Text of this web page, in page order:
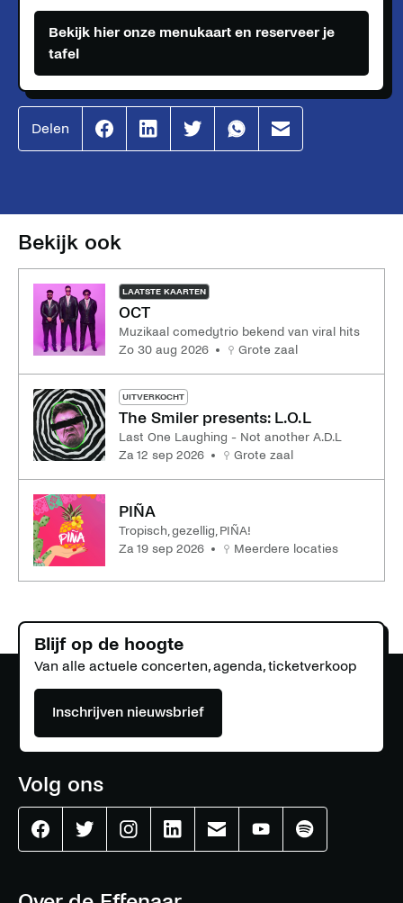
Bekijk hier onze menukaart en reserveer je
tafel
Delen
Effenaar
op
Effenaar
op
Effenaar
op
Effenaar
op
Effenaar
op
Bekijk ook
LAATSTE KAARTEN
OCT
Muzikaal comedytrio bekend van viral hits
zo 30 aug 2026
Grote zaal
UITVERKOCHT
The Smiler presents: L.O.L
Last One Laughing - Not another A.D.L
za 12 sep 2026
Grote zaal
PIÑA
Tropisch, gezellig, PIÑA!
za 19 sep 2026
Meerdere locaties
Blijf op de hoogte
Van alle actuele concerten, agenda, ticketverkoop
Inschrijven nieuwsbrief
Volg ons
EffenaarEffenaarEffenaarEffenaarEffenaarEffenaarEffenaar